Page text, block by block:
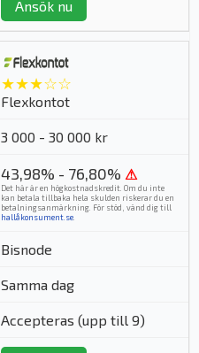
Ansök nu
★★★☆☆
Flexkontot
3 000 - 30 000 kr
43,98% - 76,80% ⚠
Det här är en högkostnadskredit. Om du inte
kan betala tillbaka hela skulden riskerar du en
betalningsanmärkning. För stöd, vänd dig till
hallåkonsument.se
Bisnode
Samma dag
Accepteras (upp till 9)